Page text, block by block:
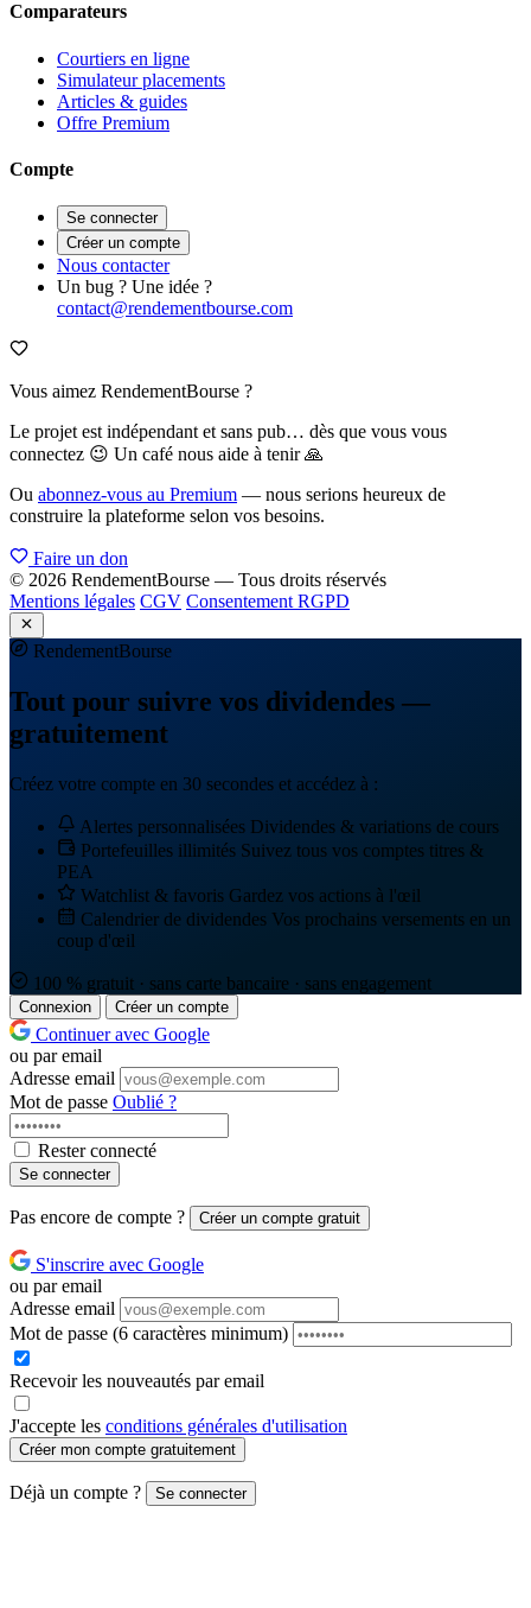
Comparateurs
Courtiers en ligne
Simulateur placements
Articles & guides
Offre Premium
Compte
Se connecter
Créer un compte
Nous contacter
Un bug ? Une idée ?
contact@rendementbourse.com
Vous aimez RendementBourse ?
Le projet est indépendant et sans pub… dès que vous vous
connectez 😉 Un café nous aide à tenir 🙏
Ou abonnez-vous au Premium — nous serions heureux de
construire la plateforme selon vos besoins.
Faire un don
© 2026 RendementBourse — Tous droits réservés
Mentions légales CGV Consentement RGPD
RendementBourse
Tout pour suivre vos dividendes —
gratuitement
Créez votre compte en 30 secondes et accédez à :
Alertes personnalisées Dividendes & variations de cours
Portefeuilles illimités Suivez tous vos comptes titres &
PEA
Watchlist & favoris Gardez vos actions à l'œil
Calendrier de dividendes Vos prochains versements en un
coup d'œil
100 % gratuit · sans carte bancaire · sans engagement
Connexion Créer un compte
Continuer avec Google
ou par email
Adresse email
Mot de passe Oublié ?
Rester connecté
Se connecter
Pas encore de compte ? Créer un compte gratuit
S'inscrire avec Google
ou par email
Adresse email
Mot de passe (6 caractères minimum)
Recevoir les nouveautés par email
J'accepte les conditions générales d'utilisation
Créer mon compte gratuitement
Déjà un compte ? Se connecter